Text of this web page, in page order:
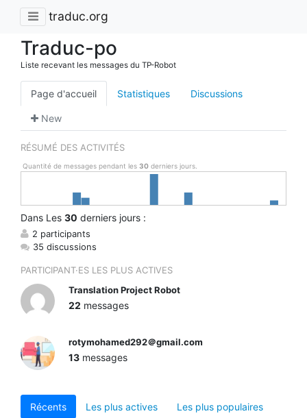
traduc.org
Traduc-po
Liste recevant les messages du TP-Robot
Page d'accueil Statistiques Discussions
New
RÉSUMÉ DES ACTIVITÉS
Quantité de messages pendant les 30derniers jours.
Dans Les 30 derniers jours :
2 participants
35 discussions
PARTICIPANT·ES LES PLUS ACTIVES
Translation Project Robot
22 messages
rotymohamed292＠gmail.com
13 messages
Récents Les plus actives Les plus populaires